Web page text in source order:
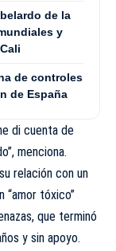
de la
y
de controles
de España
di cuenta de
menciona.
relación con un
“amor tóxico”
que terminó
y sin apoyo.